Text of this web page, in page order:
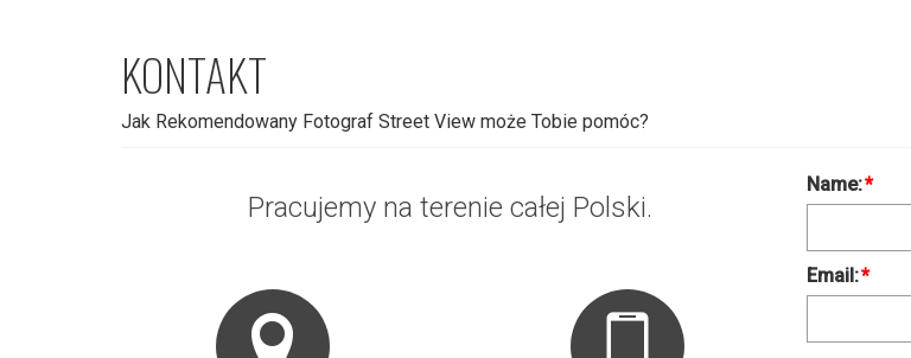
KONTAKT
Jak Rekomendowany Fotograf Street View może Tobie pomóc?
Pracujemy na terenie całej Polski.
Name:*
Email:*